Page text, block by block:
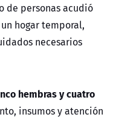
de personas acudió
hogar temporal,
necesarios
hembras y cuatro
insumos y atención